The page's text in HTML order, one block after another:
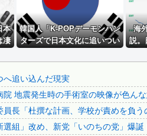
渋谷でデモが起きてる」 ネッ...
ービスエリア利用有料化すればサ...
定年があるのに、国会議員は何歳...
が玄関に直撃😱
突入するための戦争式典だ」 ...
林旭がほしい」、山口組三代目組...
騙し取られた…」ワイ「はえー...
簿』で好きな死体ランキング１...
野田
【速
【悲
【辺
【知
【移
【炎
本
凄
韓国人「K-POPデーモンハン
ターズで日本文化に追いつい
されてしまった模様・・・」
海
説。
へ追い込んだ現実
院 地震発生時の手術室の映像が色ん
員長「杜撰な計画、学校が責めを負
選組」改め、新党「いのちの党」爆